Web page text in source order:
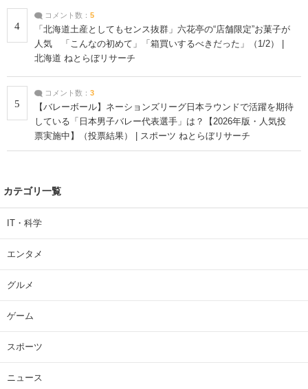
4
コメント数： 5
「北海道土産としてもセンス抜群」六花亭の“店舗限定”お菓子が
人気 「こんなの初めて」「箱買いするべきだった」（1/2） |
北海道 ねとらぼリサーチ
5
コメント数： 3
【バレーボール】ネーションズリーグ日本ラウンドで活躍を期待
している「日本男子バレー代表選手」は？【2026年版・人気投
票実施中】（投票結果） | スポーツ ねとらぼリサーチ
カテゴリ一覧
IT・科学
エンタメ
グルメ
ゲーム
スポーツ
ニュース